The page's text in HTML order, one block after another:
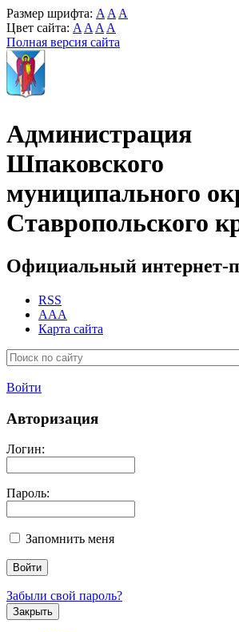
Размер шрифта: A A A
Цвет сайта: A A A A
Полная версия сайта
Администрация
Шпаковского
муниципального
Ставропольского
Официальный интернет-
RSS
AAA
Карта сайта
Войти
Авторизация
Логин:
Пароль:
Запомнить меня
Забыли свой пароль?
Закрыть